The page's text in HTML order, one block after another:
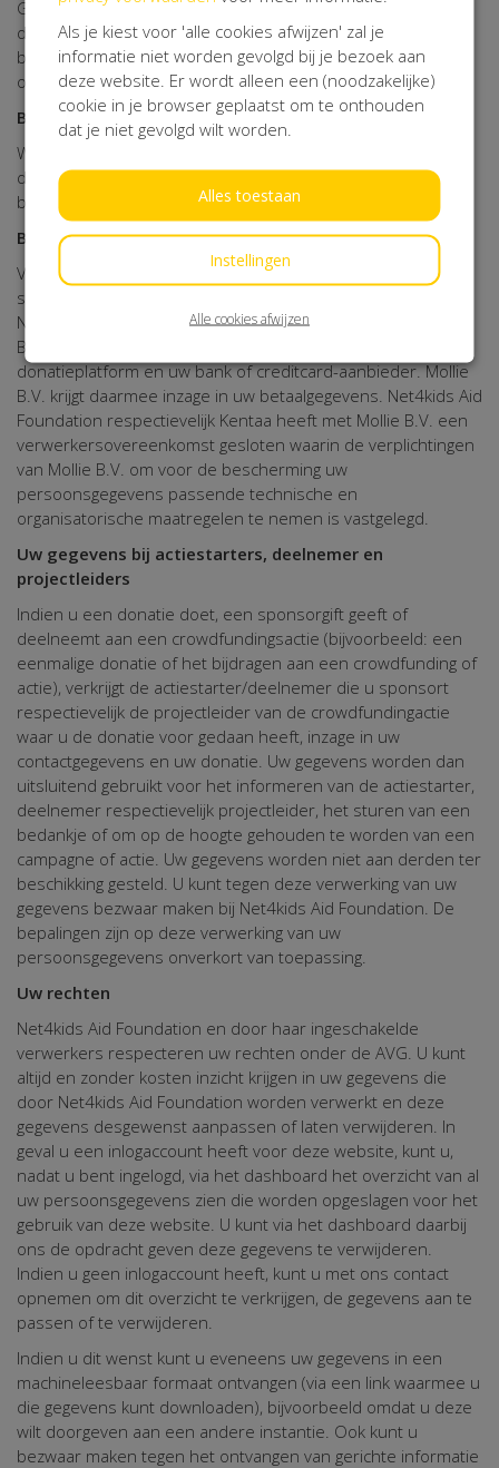
Gegevens van deelnemers, actiestarters, sponsors,
donateurs, relaties, vrijwilligers, vrienden en andere
belangstellenden worden in beveiligde systemen
opgeslagen.
Bewaartermijn van uw Persoonsgegevens
Wij bewaren uw gegevens niet langer dan noodzakelijk is om
de in dit Privacy Statement genoemde doeleinden te
bereiken.
Betaling
Voor het uitvoeren en verwerken van sponsoring,
steunbetalingen, giften, donaties en crowdfunding schakelt
Net4kids Aid Foundation, via haar verwerker Kentaa, Mollie
B.V. in. Mollie B.V. verwerkt de betaling tussen het
donatieplatform en uw bank of creditcard-aanbieder. Mollie
B.V. krijgt daarmee inzage in uw betaalgegevens. Net4kids Aid
Foundation respectievelijk Kentaa heeft met Mollie B.V. een
verwerkersovereenkomst gesloten waarin de verplichtingen
van Mollie B.V. om voor de bescherming uw
persoonsgegevens passende technische en
organisatorische maatregelen te nemen is vastgelegd.
Uw gegevens bij actiestarters, deelnemer en
projectleiders
Indien u een donatie doet, een sponsorgift geeft of
deelneemt aan een crowdfundingsactie (bijvoorbeeld: een
eenmalige donatie of het bijdragen aan een crowdfunding of
actie), verkrijgt de actiestarter/deelnemer die u sponsort
respectievelijk de projectleider van de crowdfundingactie
waar u de donatie voor gedaan heeft, inzage in uw
contactgegevens en uw donatie. Uw gegevens worden dan
uitsluitend gebruikt voor het informeren van de actiestarter,
deelnemer respectievelijk projectleider, het sturen van een
bedankje of om op de hoogte gehouden te worden van een
campagne of actie. Uw gegevens worden niet aan derden ter
beschikking gesteld. U kunt tegen deze verwerking van uw
gegevens bezwaar maken bij Net4kids Aid Foundation. De
bepalingen zijn op deze verwerking van uw
persoonsgegevens onverkort van toepassing.
Uw rechten
Net4kids Aid Foundation en door haar ingeschakelde
verwerkers respecteren uw rechten onder de AVG. U kunt
altijd en zonder kosten inzicht krijgen in uw gegevens die
door Net4kids Aid Foundation worden verwerkt en deze
gegevens desgewenst aanpassen of laten verwijderen. In
geval u een inlogaccount heeft voor deze website, kunt u,
nadat u bent ingelogd, via het dashboard het overzicht van al
uw persoonsgegevens zien die worden opgeslagen voor het
gebruik van deze website. U kunt via het dashboard daarbij
ons de opdracht geven deze gegevens te verwijderen.
Indien u geen inlogaccount heeft, kunt u met ons contact
opnemen om dit overzicht te verkrijgen, de gegevens aan te
passen of te verwijderen.
Indien u dit wenst kunt u eveneens uw gegevens in een
machineleesbaar formaat ontvangen (via een link waarmee u
die gegevens kunt downloaden), bijvoorbeeld omdat u deze
wilt doorgeven aan een andere instantie. Ook kunt u
bezwaar maken tegen het ontvangen van gerichte informatie
Als je kiest voor 'alle cookies afwijzen' zal je
informatie niet worden gevolgd bij je bezoek aan
deze website. Er wordt alleen een (noodzakelijke)
cookie in je browser geplaatst om te onthouden
dat je niet gevolgd wilt worden.
Alles toestaan
Instellingen
Alle cookies afwijzen